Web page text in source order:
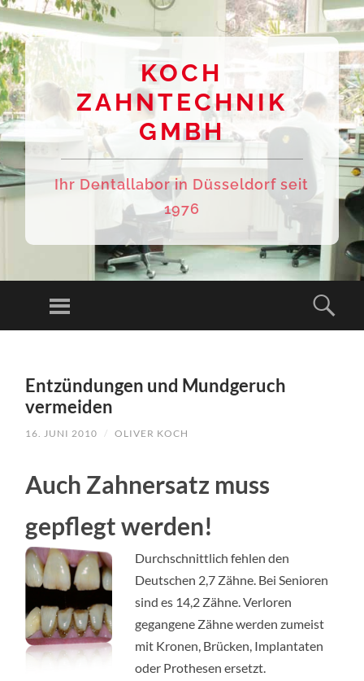
KOCH
ZAHNTECHNIK
GMBH
Ihr Dentallabor in Düsseldorf seit
1976
Menu
CONTENTEntzündungen und Mundgeruch
vermeiden
16. JUNI 2010 / OLIVER KOCH
Auch Zahnersatz muss
gepflegt werden!
Durchschnittlich fehlen den
Deutschen 2,7 Zähne. Bei Senioren
sind es 14,2 Zähne. Verloren
gegangene Zähne werden zumeist
mit Kronen, Brücken, Implantaten
oder Prothesen ersetzt.